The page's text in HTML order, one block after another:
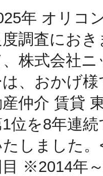
年 オリコ
度調査におき
株式会社ニ
は、おかげ様
仲介 賃貸
位を8年連続
たしました。
目 ※2014年